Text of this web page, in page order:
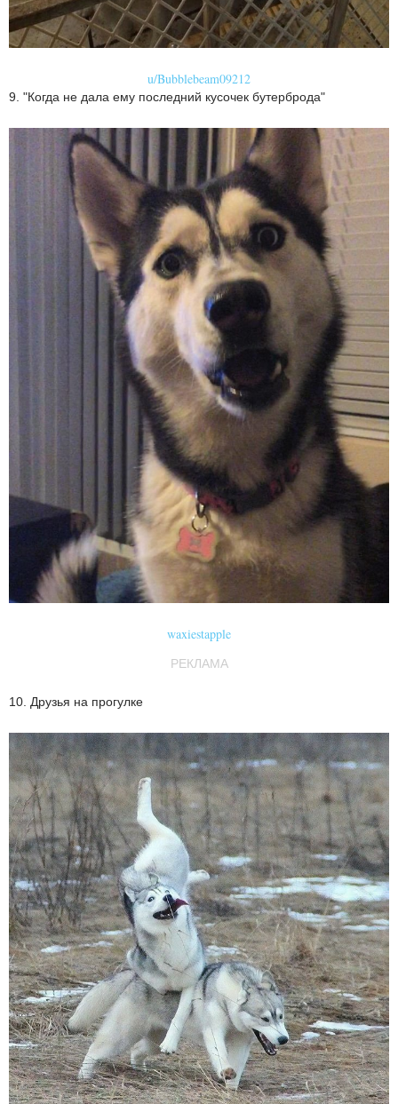
u/Bubblebeam09212
9. "Когда не дала ему последний кусочек бутерброда"
waxiestapple
РЕКЛАМА
10. Друзья на прогулке